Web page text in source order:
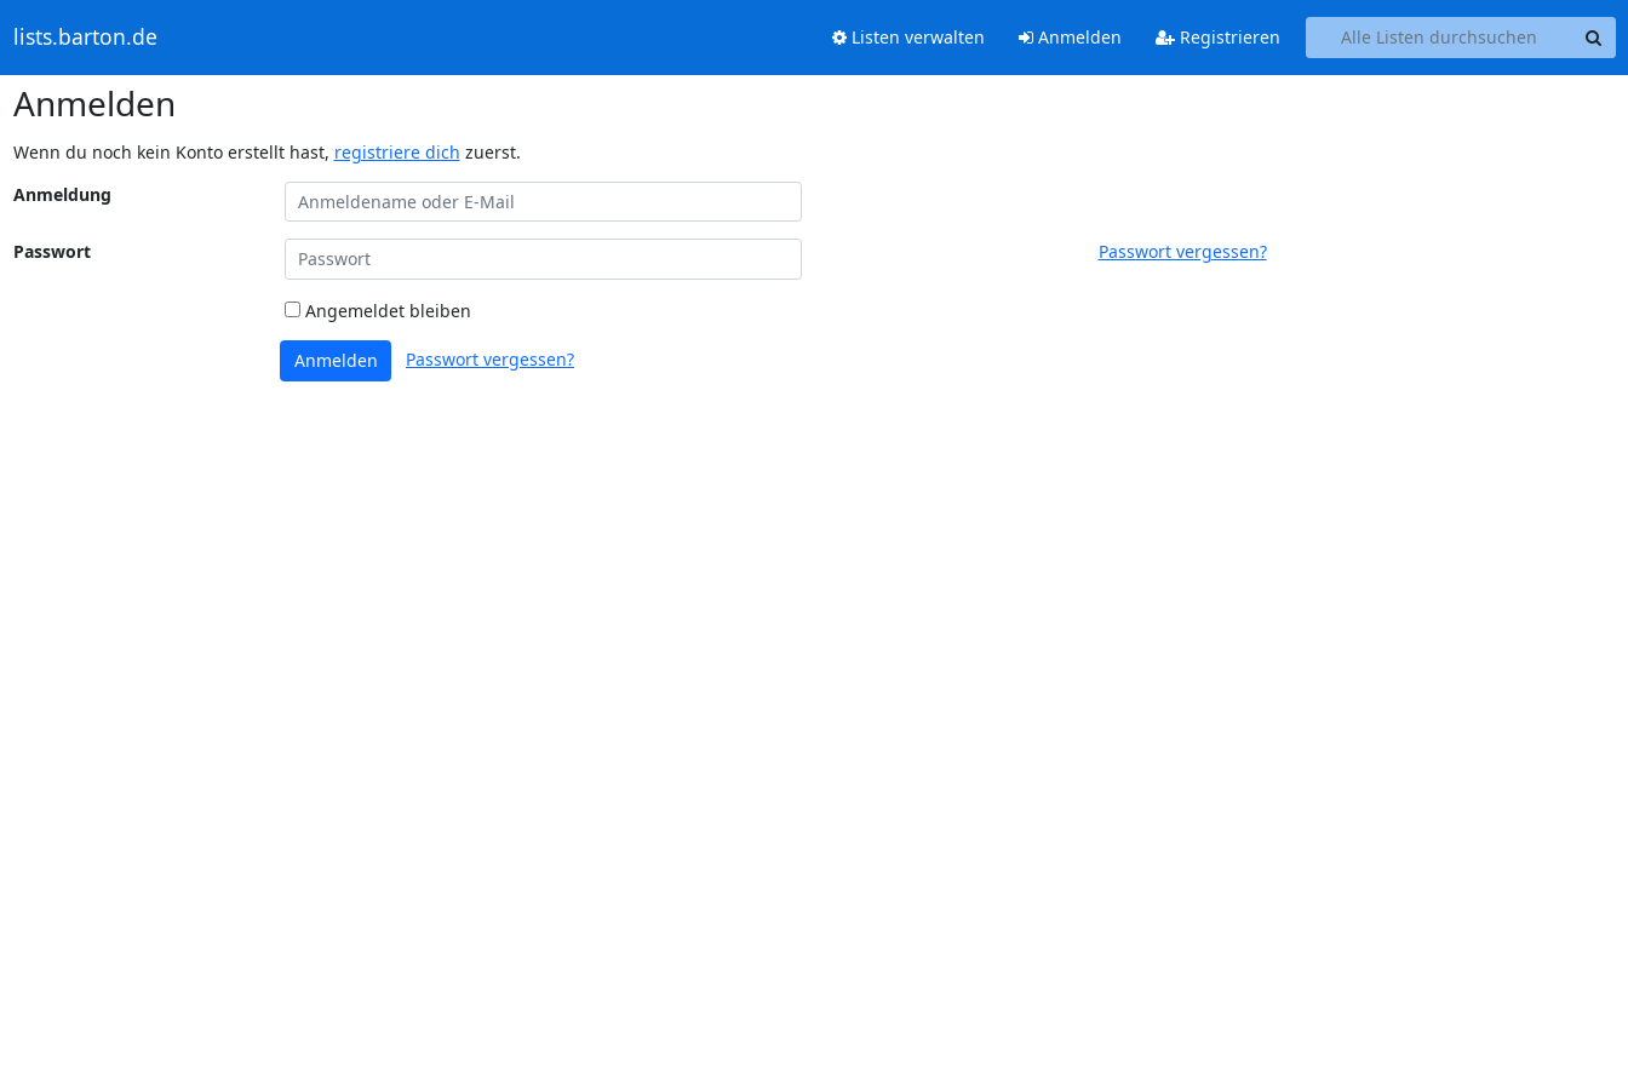
lists.barton.de Listen verwalten Anmelden Registrieren
Anmelden
Wenn du noch kein Konto erstellt hast, registriere dich zuerst.
Anmeldung
Passwort Passwort vergessen?
Angemeldet bleiben
Anmelden Passwort vergessen?